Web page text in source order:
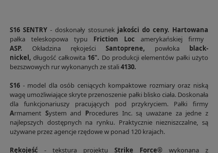
S16 SENTRY- doskonały stosunekjakości do ceny. Hartowana
pałka teleskopowa typu Friction Loc amerykańskiej firmy
ASP. Okładzina rękojeści Santoprene, powłoka black-
nickel,długość całkowita 16". Do produkcji elementów pałki użyto
bezszwowych rurwykonanych ze stali4130.
S16 - model dla osób ceniących kompaktowe rozmiary oraz niską
wagę umożliwiające skryte przenoszenie pałki blisko ciała. Doskonała
dla funkcjonariuszy pracujących pod przykryciem. Pałki firmy
Armament System and Procedures Inc.są uważane za jedne z
najlepszych dostępnych na rynku. Praktycznie niezniszczalne, są
używane przez agencje rzędowe w ponad 120 krajach.
Rękojeść - tekstura projektu Strike Force® wykonana z